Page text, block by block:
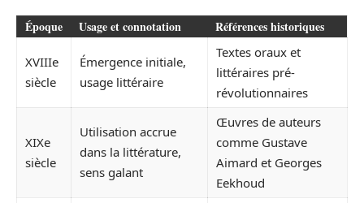
Époque Usage et connotation Références historiques
XVIIIe
siècle
Émergence initiale,
usage littéraire
Textes oraux et
littéraires pré-
révolutionnaires
XIXe
siècle
Utilisation accrue
dans la littérature,
sens galant
Œuvres de auteurs
comme Gustave
Aimard et Georges
Eekhoud